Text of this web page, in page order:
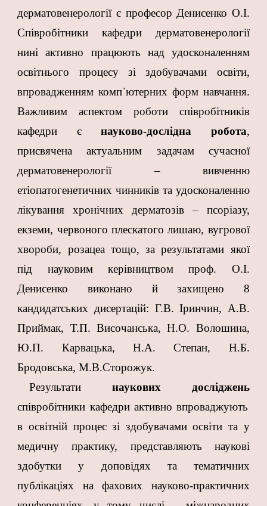
дерматовенерології є професор Денисенко О.І.
Співробітники кафедри дерматовенерології
нині активно працюють над удосконаленням
освітнього процесу зі здобувачами освіти,
впровадженням комп᾿ютерних форм навчання.
Важливим аспектом роботи співробітників
кафедри єнауково-дослідна робота,
присвячена актуальним задачам сучасної
дерматовенерології – вивченню
етіопатогенетичних чинників та удосконаленню
лікування хронічних дерматозів – псоріазу,
екземи, червоного плескатого лишаю, вугрової
хвороби, розацеа тощо, за результатами якої
під науковим керівництвом проф. О.І.
Денисенко виконано й захищено 8
кандидатських дисертацій: Г.В. Іринчин, А.В.
Приймак, Т.П. Височанська, Н.О. Волошина,
Ю.П. Карвацька, Н.А. Степан, Н.Б.
Бродовська, М.В.Сторожук.
Результати наукових досліджень
співробітники кафедри активно впроваджують
в освітній процес зі здобувачами освіти та у
медичну практику, представляють наукові
здобутки у доповідях та тематичних
публікаціях на фахових науково-практичних